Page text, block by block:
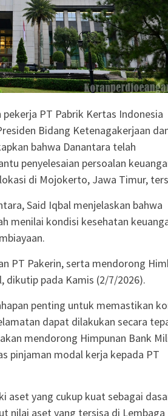
PT Pabrik Kertas Indonesia
Bidang Ketenagakerjaan
bahwa Danantara telah
penyelesaian persoalan
di Mojokerto, Jawa Timur,
Said Iqbal menjelaskan bahwa
menilai kondisi kesehatan
PT Pakerin, serta mendorong
dikutip pada Kamis (2/7/2026).
penting untuk memastikan
dapat dilakukan secara
mendorong Himpunan Bank
pinjaman modal kerja kepada PT
aset yang cukup kuat sebagai
nilai aset yang tersisa di Lembaga